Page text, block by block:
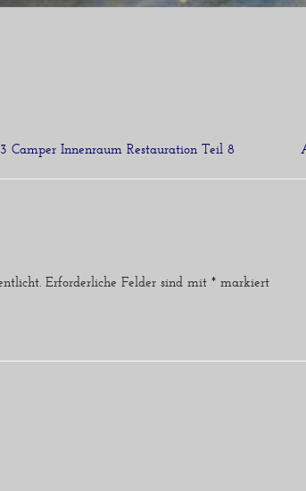
Innenraum Restauration Teil 8
Erforderliche Felder sind mit * markiert